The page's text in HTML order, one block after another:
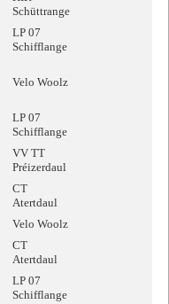
Schüttrange
LP 07
Schifflange
Velo Woolz
LP 07
Schifflange
VV TT
Préizerdaul
CT
Atertdaul
Velo Woolz
CT
Atertdaul
LP 07
Schifflange